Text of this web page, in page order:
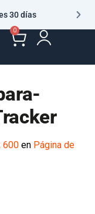
30 días
0
600 en Página de